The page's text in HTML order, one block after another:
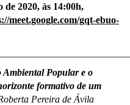
de 2020, às 14:00h,
meet.google.com/gqt-ebuo-
Ambiental Popular e o
formativo de um
Pereira de Ávila